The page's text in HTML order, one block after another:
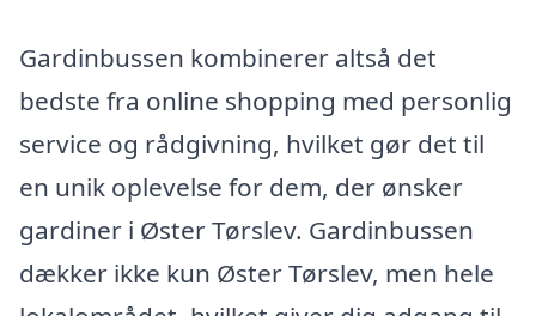
Gardinbussen kombinerer altså det
bedste fra online shopping med personlig
service og rådgivning, hvilket gør det til
en unik oplevelse for dem, der ønsker
gardiner i Øster Tørslev. Gardinbussen
dækker ikke kun Øster Tørslev, men hele